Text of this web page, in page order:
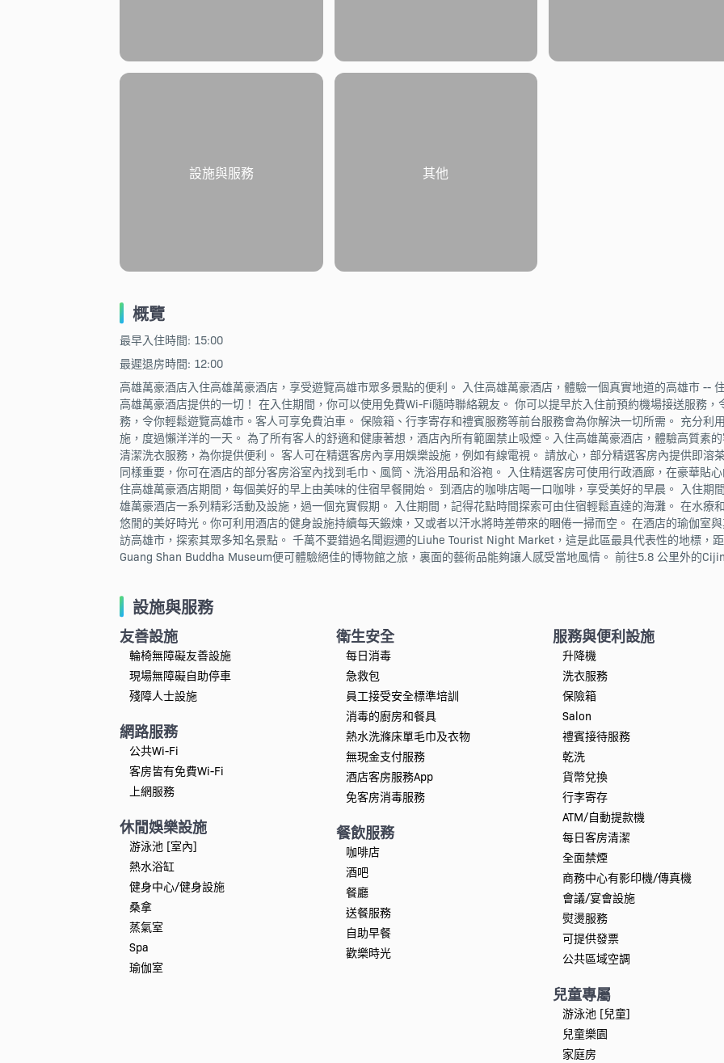
設施與服務 其他
概覽
最早入住時間: 15:00
最遲退房時間: 12:00
高雄萬豪酒店入住高雄萬豪酒店，享受遊覽高雄市眾多景點的便利。 入住高雄萬豪酒店，體驗一個真實地道的高雄市 --
高雄萬豪酒店提供的一切！ 在入住期間，你可以使用免費Wi-Fi隨時聯絡親友。 你可以提早於入住前預約機場接送服務
務，令你輕鬆遊覽高雄市。客人可享免費泊車。 保險箱、行李寄存和禮賓服務等前台服務會為你解決一切所需。 充分利
施，度過懶洋洋的一天。 為了所有客人的舒適和健康著想，酒店內所有範圍禁止吸煙。入住高雄萬豪酒店，體驗高質素
清潔洗衣服務，為你提供便利。 客人可在精選客房內享用娛樂設施，例如有線電視。 請放心，部分精選客房內提供即溶
同樣重要，你可在酒店的部分客房浴室內找到毛巾、風筒、洗浴用品和浴袍。 入住精選客房可使用行政酒廊，在豪華貼
住高雄萬豪酒店期間，每個美好的早上由美味的住宿早餐開始。 到酒店的咖啡店喝一口咖啡，享受美好的早晨。 入住期
雄萬豪酒店一系列精彩活動及設施，過一個充實假期。 入住期間，記得花點時間探索可由住宿輕鬆直達的海灘。 在水療
悠閒的美好時光。你可利用酒店的健身設施持續每天鍛煉，又或者以汗水將時差帶來的睏倦一掃而空。 在酒店的瑜伽室
訪高雄市，探索其眾多知名景點。 千萬不要錯過名聞遐邇的Liuhe Tourist Night Market，這是此區最具代表性的地標，
Guang Shan Buddha Museum便可體驗絕佳的博物館之旅，裏面的藝術品能夠讓人感受當地風情。 前往5.8 公里外的
設施與服務
友善設施
輪椅無障礙友善設施
現場無障礙自助停車
殘障人士設施
網路服務
公共Wi-Fi
客房皆有免費Wi-Fi
上網服務
休閒娛樂設施
游泳池 [室內]
熱水浴缸
健身中心/健身設施
桑拿
蒸氣室
Spa
瑜伽室
衛生安全
每日消毒
急救包
員工接受安全標準培訓
消毒的廚房和餐具
熱水洗滌床單毛巾及衣物
無現金支付服務
酒店客房服務App
免客房消毒服務
餐飲服務
咖啡店
酒吧
餐廳
送餐服務
自助早餐
歡樂時光
服務與便利設施
升降機
洗衣服務
保險箱
Salon
禮賓接待服務
乾洗
貨幣兌換
行李寄存
ATM/自動提款機
每日客房清潔
全面禁煙
商務中心有影印機/傳真機
會議/宴會設施
熨燙服務
可提供發票
公共區域空調
兒童專屬
游泳池 [兒童]
兒童樂園
家庭房